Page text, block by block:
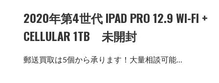
2020年第4世代 IPAD PRO 12.9 WI-FI +
CELLULAR 1TB 未開封
郵送買取は5個から承ります！大量相談可能…